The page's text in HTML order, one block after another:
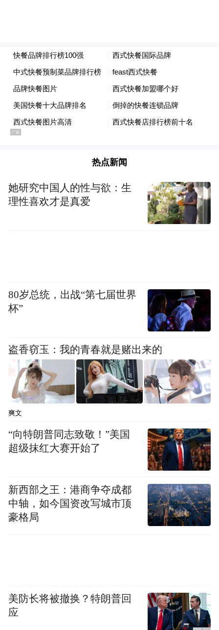
则发现有人冒充公司员工熊园、肖依依等名
义，与投资者签署虚假的《证券投资顾问咨
询服务协议》，其伪造的协议文本在格式和
条款上与正规协议高度相似。
诈骗套路多，有这五大典型套路
通过分析多家券商披露的案例，当前非法证
券诈骗主要有五大典型套路，针对投资者追
求高收益、轻信权威等心理弱点设计陷阱。
一是构建虚假交易通道诱骗投资者。不法分
称能开通“涨停板交易账户”参与“内部交
易”，并伪造“中信建投国际证券北向通道子
账户通过表”骗取信任。华创证券遇到的诈骗
中，不法分子虚构“一级账户”“二级账户”等
概念，谎称“能让投资者参与股票拉升赚
钱”。
二是把高收益与盈利分成作为吸引投资者入
台，有不法分子向投资者承诺“北上资金，一
类账户，涨停板肯定能买进去，10%的利
润”。江海证券遇到的案例中，诈骗者以“购
买折价票”“配合主力拉升”等名义，承诺短期
高额回报。这些承诺往往伴随“限时优惠”“名
额有限”等话术，催促投资者尽快转账。
虚假APP，则直接诱导投资者进行股票买卖
等虚假交易，其交易数据完全由后台操控，
热点新闻
她研究中国人的性与欲：生
理性喜欢才是真爱
80岁总统，出战“第七届世界
杯”
盗香窃玉：我的青春就是赌出来的
爽文
“向特朗普同志致敬！”美国
超级抹红大赛开始了
新西部之王：港商争夺成都
中轴，如今国资改写城市顶
豪格局
美防长将被撤换？特朗普回
应